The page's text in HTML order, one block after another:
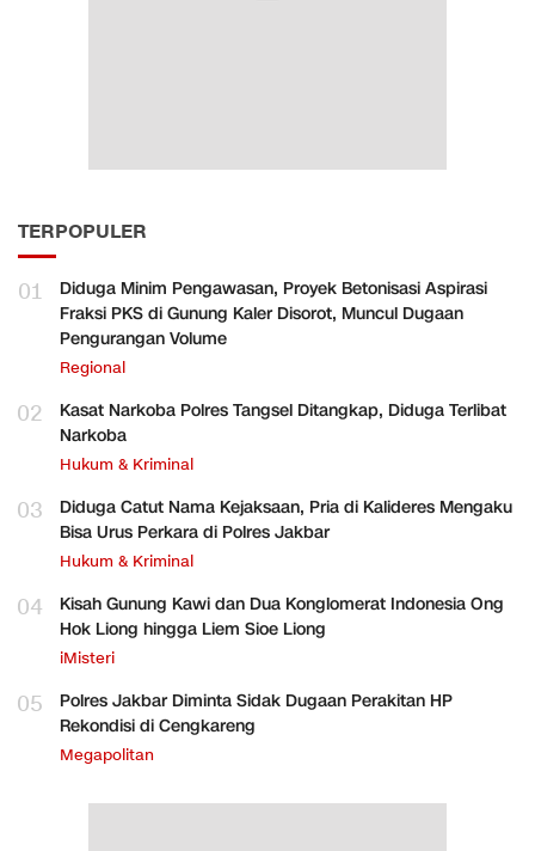
TERPOPULER
01
Diduga Minim Pengawasan, Proyek Betonisasi Aspirasi
Fraksi PKS di Gunung Kaler Disorot, Muncul Dugaan
Pengurangan Volume
Regional
02
Kasat Narkoba Polres Tangsel Ditangkap, Diduga Terlibat
Narkoba
Hukum & Kriminal
03
Diduga Catut Nama Kejaksaan, Pria di Kalideres Mengaku
Bisa Urus Perkara di Polres Jakbar
Hukum & Kriminal
04
Kisah Gunung Kawi dan Dua Konglomerat Indonesia Ong
Hok Liong hingga Liem Sioe Liong
iMisteri
05
Polres Jakbar Diminta Sidak Dugaan Perakitan HP
Rekondisi di Cengkareng
Megapolitan